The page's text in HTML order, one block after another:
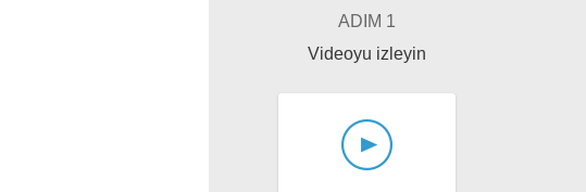
ADIM 1
Videoyu izleyin